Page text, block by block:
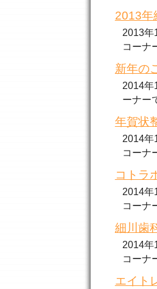
2013年
2013年
コーナ
新年の
2014年
ーナー
年賀状
2014年
コーナ
コトラ
2014年
コーナ
細川歯
2014年
コーナ
エイト